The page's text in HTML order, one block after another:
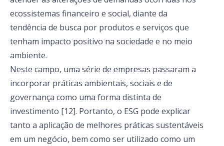
ecossistemas financeiro e social, diante da
tendência de busca por produtos e serviços que
tenham impacto positivo na sociedade e no meio
ambiente.
Neste campo, uma série de empresas passaram a
incorporar práticas ambientais, sociais e de
governança como uma forma distinta de
investimento [12]. Portanto, o ESG pode explicar
tanto a aplicação de melhores práticas sustentáveis
em um negócio, bem como ser utilizado como um